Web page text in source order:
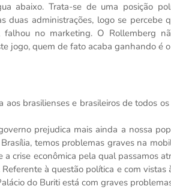
abaixo. Trata-se de uma posição
duas administrações, logo se
falhou no marketing. O Rollemberg
jogo, quem de fato acaba ganhando é
aos brasilienses e brasileiros de todos
prejudica mais ainda a nossa
temos problemas graves na
a crise econômica pela qual passamos
à questão política e com
do Buriti está com graves